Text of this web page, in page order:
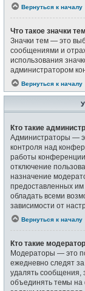
Вернуться к началу
Что такое значки
Значки тем — это
сообщениями и
использования
администратором
Вернуться к началу
Кто такие
Администраторы —
контроля над
работы
отключение
назначение
предоставленных
обладать всеми
зависимости от
Вернуться к началу
Кто такие
Модераторы — это
ежедневно следят
удалять сообщения,
объединять темы на